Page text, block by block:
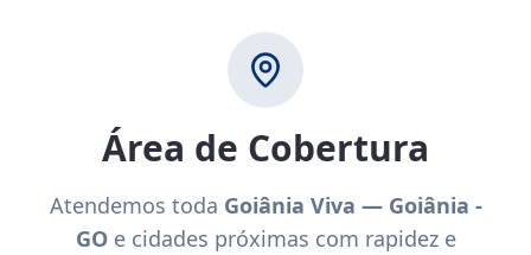
Área de Cobertura
Atendemos toda Goiânia Viva — Goiânia -
GOe cidades próximas com rapidez e